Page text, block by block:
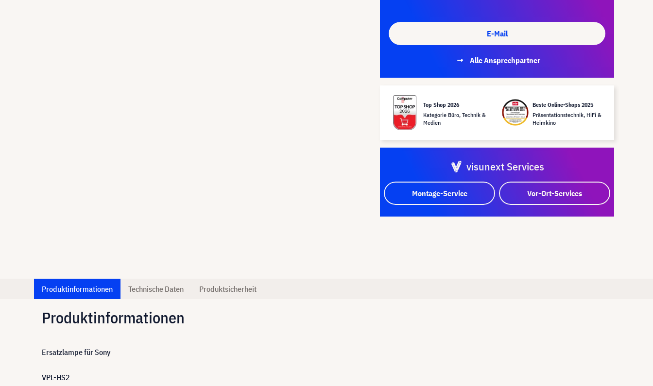
E-Mail
Alle Ansprechpartner
Top Shop 2026
Kategorie Büro, Technik &
Medien
Beste Online-Shops 2025
Präsentationstechnik, HiFi &
Heimkino
visunext Services
Montage-Service Vor-Ort-Services
Produktinformationen Technische Daten Produktsicherheit
Produktinformationen
Ersatzlampe für Sony
VPL-HS2